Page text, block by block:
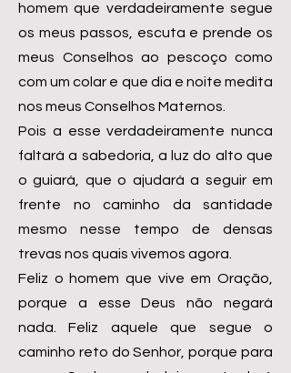
homem que verdadeiramente segue
os meus passos, escuta e prende os
meus Conselhos ao pescoço como
com um colar e que dia e noite medita
nos meus Conselhos Maternos.
Pois a esse verdadeiramente nunca
faltará a sabedoria, a luz do alto que
o guiará, que o ajudará a seguir em
frente no caminho da santidade
mesmo nesse tempo de densas
trevas nos quais vivemos agora.
Feliz o homem que vive em Oração,
porque a esse Deus não negará
nada. Feliz aquele que segue o
caminho reto do Senhor, porque para